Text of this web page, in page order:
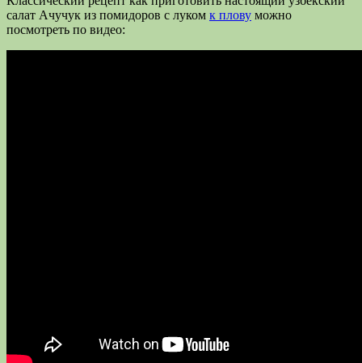
салат Ачучук из помидоров с луком к плову можно
посмотреть по видео: